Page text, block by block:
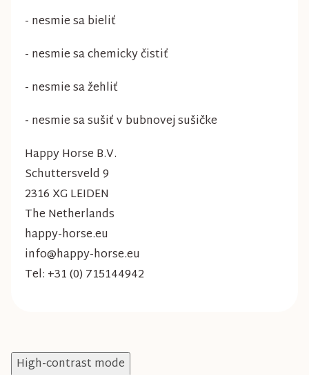
- nesmie sa bieliť
- nesmie sa chemicky čistiť
- nesmie sa žehliť
- nesmie sa sušiť v bubnovej sušičke
Happy Horse B.V.
Schuttersveld 9
2316 XG LEIDEN
The Netherlands
happy-horse.eu
info@happy-horse.eu
Tel: +31 (0) 715144942
High-contrast mode